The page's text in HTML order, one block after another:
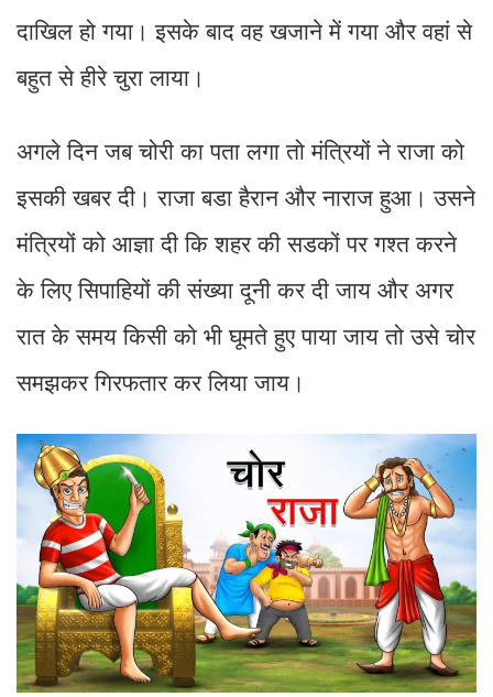
दाखिल हो गया। इसके बाद वह खजाने में गया और वहां से
बहुत से हीरे चुरा लाया।
अगले दिन जब चोरी का पता लगा तो मंत्रियों ने राजा को
इसकी खबर दी। राजा बडा हैरान और नाराज हुआ। उसने
मंत्रियों को आज्ञा दी कि शहर की सडकों पर गश्त करने
के लिए सिपाहियों की संख्या दूनी कर दी जाय और अगर
रात के समय किसी को भी घूमते हुए पाया जाय तो उसे चोर
समझकर गिरफतार कर लिया जाय।